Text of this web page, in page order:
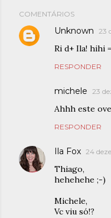
COMENTÁRIOS
Unknown 23
Ri d+ Ila! hihi
RESPONDER
michele 23
Ahhh este
RESPONDER
Ila Fox 24
Thiago,
hehehehe ;-)
Michele,
Vc viu só!?